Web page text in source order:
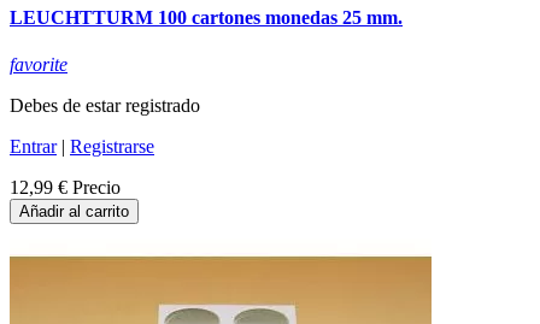
LEUCHTTURM 100 cartones monedas 25 mm.
favorite
Debes de estar registrado
Entrar| Registrarse
12,99 € Precio
Añadir al carrito